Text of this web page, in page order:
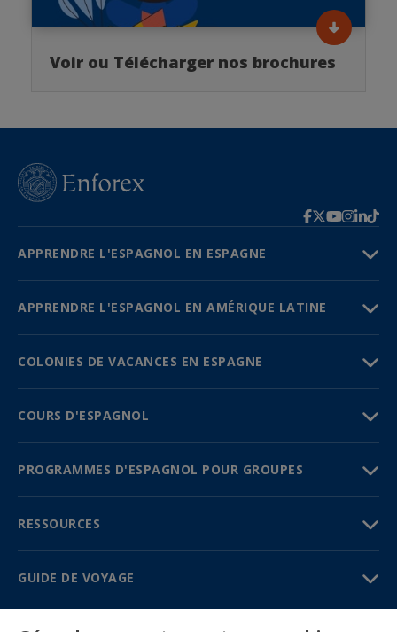
Voir ou Télécharger nos brochures
APPRENDRE L'ESPAGNOL EN ESPAGNE
APPRENDRE L'ESPAGNOL EN AMÉRIQUE LATINE
COLONIES DE VACANCES EN ESPAGNE
COURS D'ESPAGNOL
PROGRAMMES D'ESPAGNOL POUR GROUPES
RESSOURCES
GUIDE DE VOYAGE